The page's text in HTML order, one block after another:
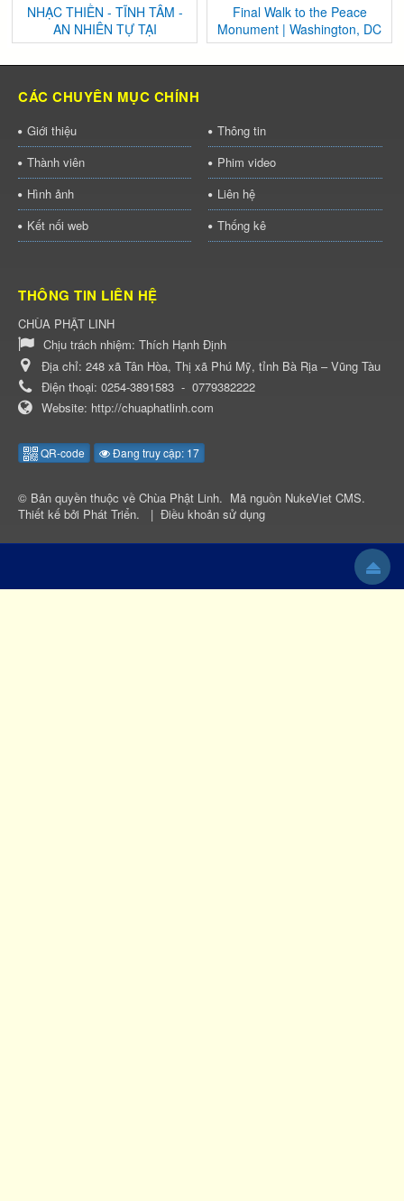
NHẠC THIỀN - TĨNH TÂM -
AN NHIÊN TỰ TẠI
Final Walk to the Peace
Monument | Washington, DC
CÁC CHUYÊN MỤC CHÍNH
Giới thiệu
Thông tin
Thành viên
Phim video
Hình ảnh
Liên hệ
Kết nối web
Thống kê
THÔNG TIN LIÊN HỆ
CHÙA PHẬT LINH
Chịu trách nhiệm: Thích Hạnh Định
Địa chỉ: 248 xã Tân Hòa, Thị xã Phú Mỹ, tỉnh Bà Rịa – Vũng Tàu
Điện thoại: 0254-3891583 - 0779382222
Website: http://chuaphatlinh.com
QR-code Đang truy cập: 17
© Bản quyền thuộc về Chùa Phật Linh. Mã nguồn NukeViet CMS.
Thiết kế bởi Phát Triển. | Điều khoản sử dụng